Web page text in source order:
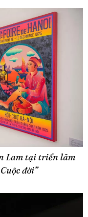
Lam tại triển lãm
đời”